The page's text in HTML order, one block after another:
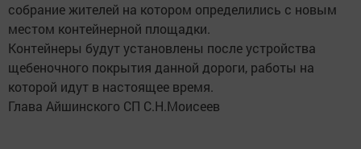
собрание жителей на котором определились с новым
местом контейнерной площадки.
Контейнеры будут установлены после устройства
щебеночного покрытия данной дороги, работы на
которой идут в настоящее время.
Глава Айшинского СП С.Н.Моисеев